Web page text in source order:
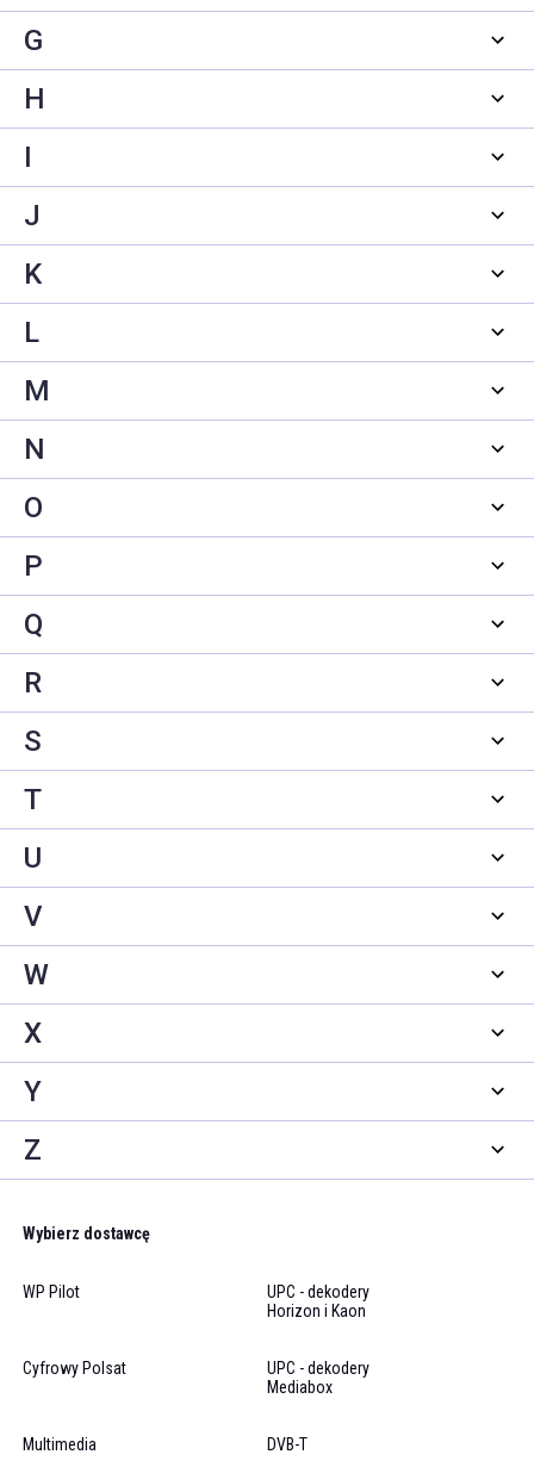
G
H
I
J
K
L
M
N
O
P
Q
R
S
T
U
V
W
X
Y
Z
Wybierz dostawcę
WP Pilot
Cyfrowy Polsat
Multimedia
UPC - dekodery
Horizon i Kaon
UPC - dekodery
Mediabox
DVB-T